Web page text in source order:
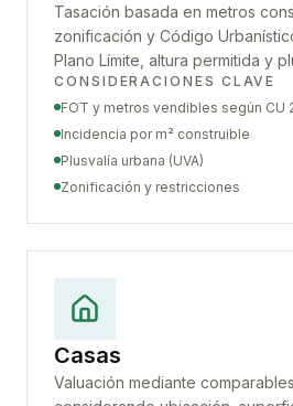
Tasación basada en metros
zonificación y Código
Plano Límite, altura permitida y
CONSIDERACIONES CLAVE
FOT y metros vendibles según CU
Incidencia por m² construible
Plusvalía urbana (UVA)
Zonificación y restricciones
Casas
Valuación mediante